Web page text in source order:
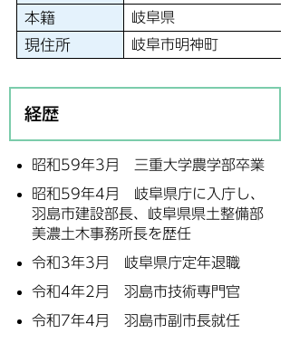
本籍 岐阜県
現住所 岐阜市明神町
経歴
昭和59年3月 三重大学農学部卒業
昭和59年4月 岐阜県庁に入庁し、
羽島市建設部長、岐阜県県土整備部
美濃土木事務所長を歴任
令和3年3月 岐阜県庁定年退職
令和4年2月 羽島市技術専門官
令和7年4月 羽島市副市長就任